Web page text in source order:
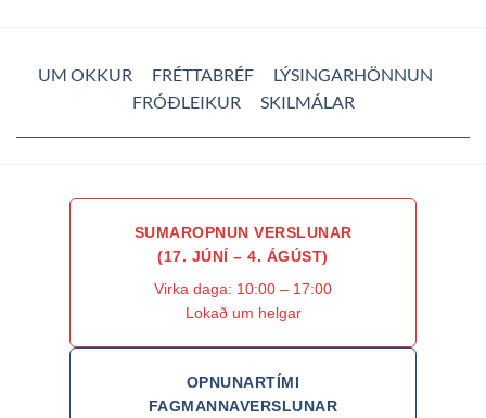
UM OKKUR FRÉTTABRÉF
LÝSINGARHÖNNUN
FRÓÐLEIKUR
SKILMÁLAR
SUMAROPNUN VERSLUNAR
(17. JÚNÍ – 4. ÁGÚST)
Virka daga: 10:00 – 17:00
Lokað um helgar
OPNUNARTÍMI
FAGMANNAVERSLUNAR